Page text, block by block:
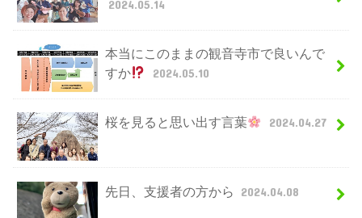
2024.05.14
本当にこのままの観音寺市で良いんで
すか
2024.05.10
桜を見ると思い出す言葉 2024.04.27
先日、支援者の方から 2024.04.08